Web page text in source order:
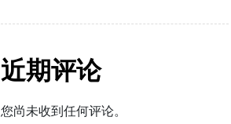
近期评论
您尚未收到任何评论。